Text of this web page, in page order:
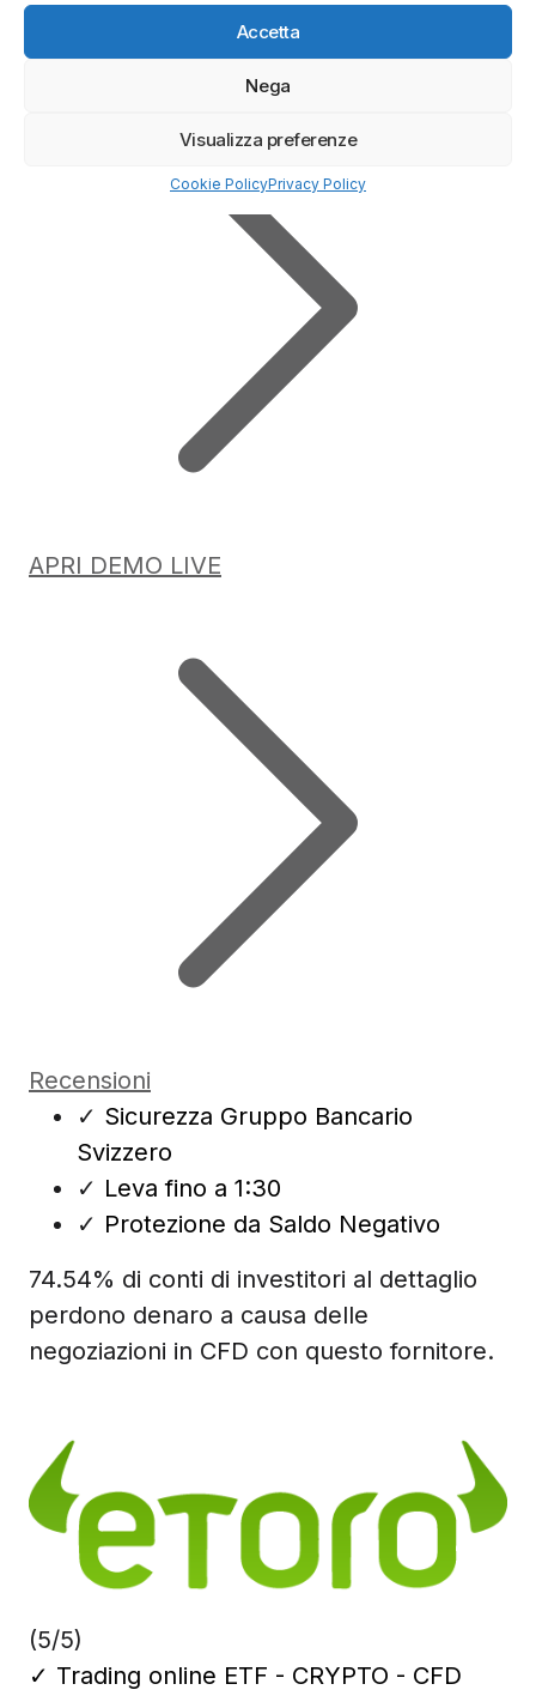
Accetta
Nega
Visualizza preferenze
Cookie PolicyPrivacy Policy
Deposito minimo
✔️ Broker regolamentato
APRI DEMO LIVE
Recensioni
✓ Sicurezza Gruppo Bancario
Svizzero
✓ Leva fino a 1:30
✓ Protezione da Saldo Negativo
74.54% di conti di investitori al dettaglio
perdono denaro a causa delle
negoziazioni in CFD con questo fornitore.
(5/5)
✓ Trading online ETF - CRYPTO - CFD